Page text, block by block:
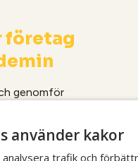
företag
genomför
med resultat
använder kakor
trafik och